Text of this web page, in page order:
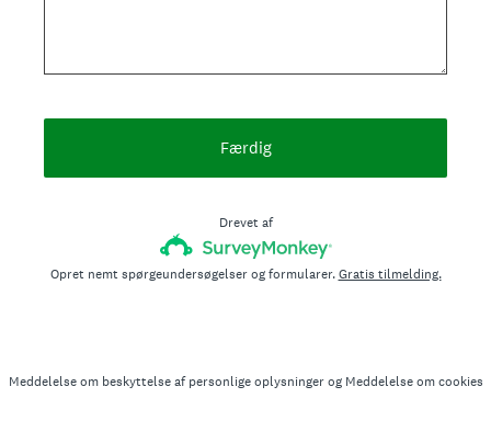
Færdig
Drevet af
Opret nemt spørgeundersøgelser og formularer.Gratis tilmelding.
Meddelelse om beskyttelse af personlige oplysningerog Meddelelse om cookies